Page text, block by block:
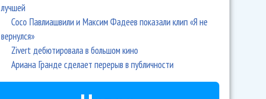
лучшей
Сосо Павлиашвили и Максим Фадеев показали клип «Я не
вернулся»
Zivert дебютировала в большом кино
Ариана Гранде сделает перерыв в публичности